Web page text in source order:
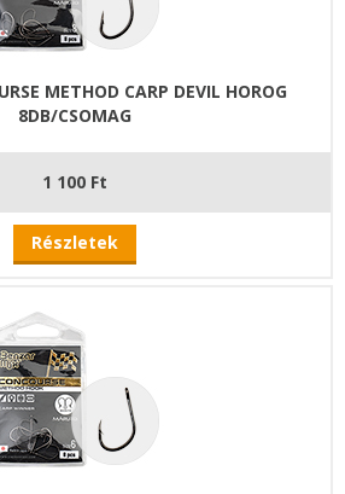
METHOD CARP DEVIL HOROG
8DB/CSOMAG
1 100 Ft
Részletek